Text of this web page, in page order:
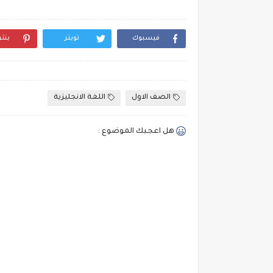
فيسبوك تويتر
الصف الاول اللغة الانجليزية
هل اعجبك الموضوع :